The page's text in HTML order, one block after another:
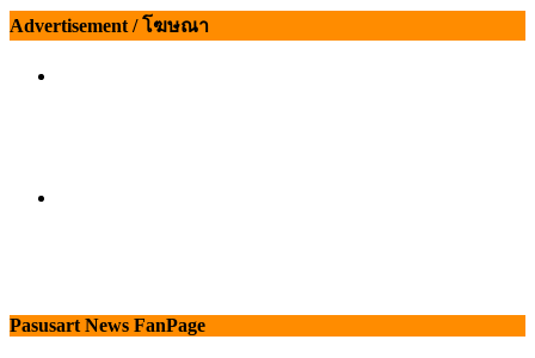
เรื่อง
Advertisement / โฆษณา
Pasusart News FanPage